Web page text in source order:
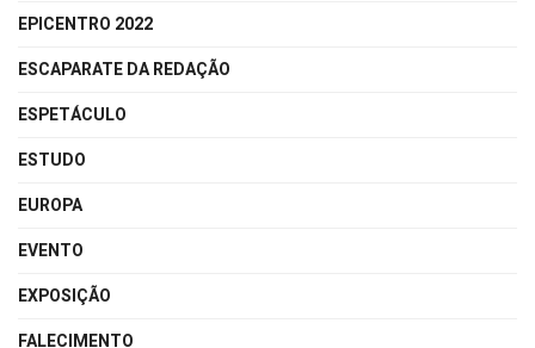
EPICENTRO 2022
ESCAPARATE DA REDAÇÃO
ESPETÁCULO
ESTUDO
EUROPA
EVENTO
EXPOSIÇÃO
FALECIMENTO